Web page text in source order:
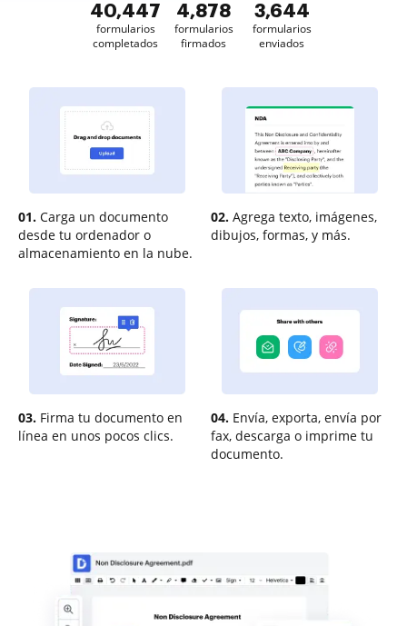
40,447
formularios
completados
4,879
formularios
firmados
3,644
formularios
enviados
01. Carga un documento
desde tu ordenador o
almacenamiento en la nube.
02. Agrega texto, imágenes,
dibujos, formas, y más.
03. Firma tu documento en
línea en unos pocos clics.
04. Envía, exporta, envía por
fax, descarga o imprime tu
documento.